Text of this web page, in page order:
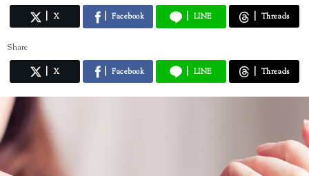
X Facebook LINE Threads
Share
X Facebook LINE Threads